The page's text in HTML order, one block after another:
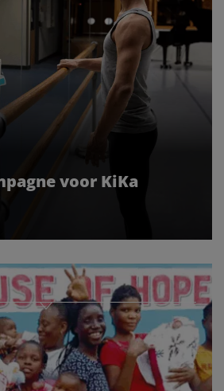
voor KiKa